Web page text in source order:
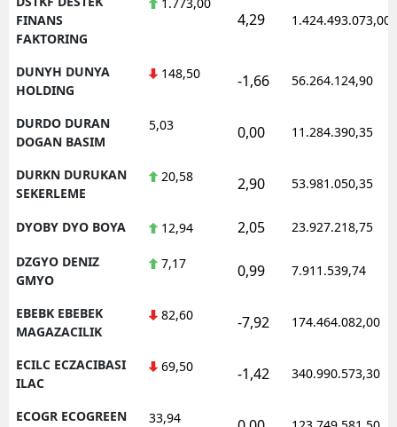
FINANS
FAKTORING
4,29 1.424.493.073,00
DUNYH DUNYA
HOLDING
148,50 -1,66 56.264.124,90
DURDO DURAN
DOGAN BASIM
5,03 0,00 11.284.390,35
DURKN DURUKAN
SEKERLEME
20,58 2,90 53.981.050,35
DYOBY DYO BOYA 12,94 2,05 23.927.218,75
DZGYO DENIZ
GMYO
7,17 0,99 7.911.539,74
EBEBK EBEBEK
MAGAZACILIK
82,60 -7,92 174.464.082,00
ECILC ECZACIBASI
ILAC
69,50 -1,42 340.990.573,30
ECOGR ECOGREEN
33,94